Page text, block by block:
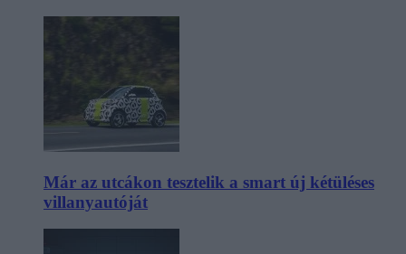
Már az utcákon tesztelik a smart új kétüléses
villanyautóját